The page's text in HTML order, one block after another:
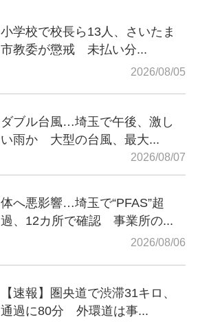
小学校で校長ら13人、さいたま
市教委が懲戒 未払い分...
2026/08/05
ダブル台風…埼玉で午後、激し
い雨か 大型の台風、最大...
2026/08/07
体へ悪影響…埼玉で“PFAS”超
過、12カ所で確認 事業所の...
2026/08/06
【速報】圏央道で渋滞31キロ、
通過に80分 外環道は事...